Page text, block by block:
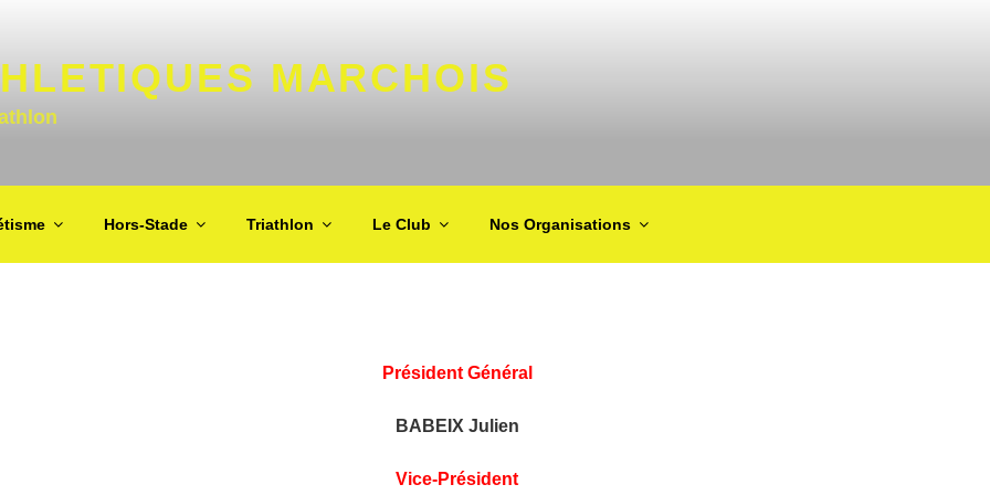
MARCHOIS
Hors-Stade Triathlon Le Club Nos Organisations
Président Général
BABEIX Julien
Vice-Président